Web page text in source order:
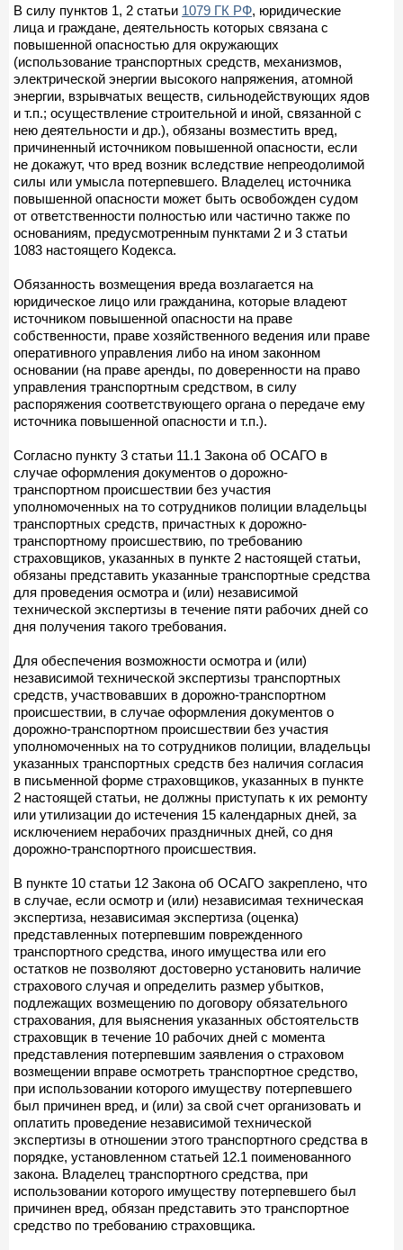
В силу пунктов 1, 2 статьи 1079 ГК РФ, юридические
лица и граждане, деятельность которых связана с
повышенной опасностью для окружающих
(использование транспортных средств, механизмов,
электрической энергии высокого напряжения, атомной
энергии, взрывчатых веществ, сильнодействующих ядов
и т.п.; осуществление строительной и иной, связанной с
нею деятельности и др.), обязаны возместить вред,
причиненный источником повышенной опасности, если
не докажут, что вред возник вследствие непреодолимой
силы или умысла потерпевшего. Владелец источника
повышенной опасности может быть освобожден судом
от ответственности полностью или частично также по
основаниям, предусмотренным пунктами 2 и 3 статьи
1083 настоящего Кодекса.
Обязанность возмещения вреда возлагается на
юридическое лицо или гражданина, которые владеют
источником повышенной опасности на праве
собственности, праве хозяйственного ведения или праве
оперативного управления либо на ином законном
основании (на праве аренды, по доверенности на право
управления транспортным средством, в силу
распоряжения соответствующего органа о передаче ему
источника повышенной опасности и т.п.).
Согласно пункту 3 статьи 11.1 Закона об ОСАГО в
случае оформления документов о дорожно-
транспортном происшествии без участия
уполномоченных на то сотрудников полиции владельцы
транспортных средств, причастных к дорожно-
транспортному происшествию, по требованию
страховщиков, указанных в пункте 2 настоящей статьи,
обязаны представить указанные транспортные средства
для проведения осмотра и (или) независимой
технической экспертизы в течение пяти рабочих дней со
дня получения такого требования.
Для обеспечения возможности осмотра и (или)
независимой технической экспертизы транспортных
средств, участвовавших в дорожно-транспортном
происшествии, в случае оформления документов о
дорожно-транспортном происшествии без участия
уполномоченных на то сотрудников полиции, владельцы
указанных транспортных средств без наличия согласия
в письменной форме страховщиков, указанных в пункте
2 настоящей статьи, не должны приступать к их ремонту
или утилизации до истечения 15 календарных дней, за
исключением нерабочих праздничных дней, со дня
дорожно-транспортного происшествия.
В пункте 10 статьи 12 Закона об ОСАГО закреплено, что
в случае, если осмотр и (или) независимая техническая
экспертиза, независимая экспертиза (оценка)
представленных потерпевшим поврежденного
транспортного средства, иного имущества или его
остатков не позволяют достоверно установить наличие
страхового случая и определить размер убытков,
подлежащих возмещению по договору обязательного
страхования, для выяснения указанных обстоятельств
страховщик в течение 10 рабочих дней с момента
представления потерпевшим заявления о страховом
возмещении вправе осмотреть транспортное средство,
при использовании которого имуществу потерпевшего
был причинен вред, и (или) за свой счет организовать и
оплатить проведение независимой технической
экспертизы в отношении этого транспортного средства в
порядке, установленном статьей 12.1 поименованного
закона. Владелец транспортного средства, при
использовании которого имуществу потерпевшего был
причинен вред, обязан представить это транспортное
средство по требованию страховщика.